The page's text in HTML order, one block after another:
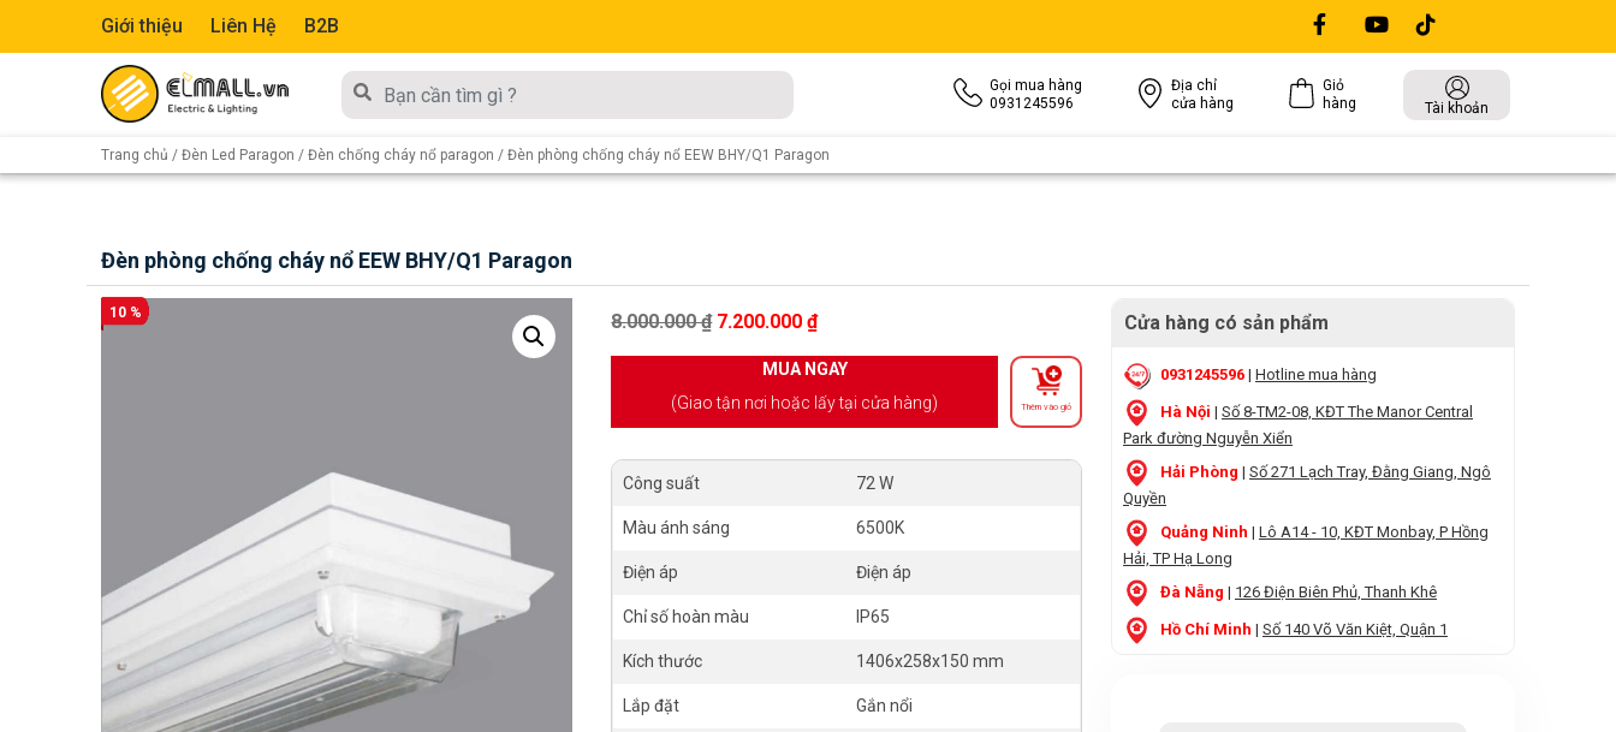
Giới thiệu Liên Hệ B2B
Gọi mua hàng
0931245596
Địa chỉ
cửa hàng
Giỏ
hàng
Tài khoản
Trang chủ / Đèn Led Paragon / Đèn chống cháy nổ paragon / Đèn phòng chống cháy nổ EEW BHY/Q1 Paragon
Đèn phòng chống cháy nổ EEW BHY/Q1 Paragon
10 % 8.000.000₫ Giá gốc là: 8.000.000 ₫.
7.200.000₫Giá hiện tại là: 7.200.000 ₫.
MUA NGAY
(Giao tận nơi hoặc lấy tại cửa hàng)
Thêm vào giỏ
Công suất 72 W
Màu ánh sáng 6500K
Điện áp Điện áp
Chỉ số hoàn màu IP65
Kích thước 1406x258x150 mm
Lắp đặt Gắn nổi
Cửa hàng có sản phẩm
0931245596 | Hotline mua hàng
Hà Nội | Số 8-TM2-08, KĐT The Manor Central
Park đường Nguyễn Xiển
Hải Phòng | Số 271 Lạch Tray, Đằng Giang, Ngô
Quyền
Quảng Ninh | Lô A14 - 10, KĐT Monbay, P Hồng
Hải, TP Hạ Long
Đà Nẵng | 126 Điện Biên Phủ, Thanh Khê
Hồ Chí Minh | Số 140 Võ Văn Kiệt, Quận 1